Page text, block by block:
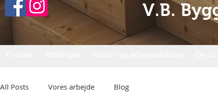
V.B.
All Posts Vores arbejde Blog